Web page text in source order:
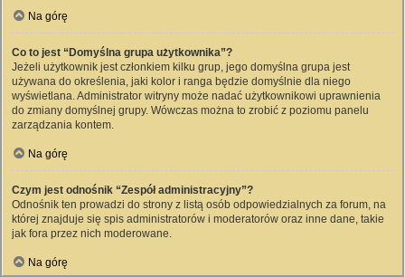
Na górę
Co to jest “Domyślna grupa użytkownika”?
Jeżeli użytkownik jest członkiem kilku grup, jego domyślna grupa jest
używana do określenia, jaki kolor i ranga będzie domyślnie dla niego
wyświetlana. Administrator witryny może nadać użytkownikowi uprawnienia
do zmiany domyślnej grupy. Wówczas można to zrobić z poziomu panelu
zarządzania kontem.
Na górę
Czym jest odnośnik “Zespół administracyjny”?
Odnośnik ten prowadzi do strony z listą osób odpowiedzialnych za forum, na
której znajduje się spis administratorów i moderatorów oraz inne dane, takie
jak fora przez nich moderowane.
Na górę